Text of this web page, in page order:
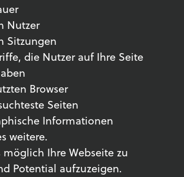
Nutzer
Sitzungen
die Nutzer auf Ihre Seite
Browser
Seiten
Informationen
weitere.
möglich Ihre Webseite zu
Potential aufzuzeigen.